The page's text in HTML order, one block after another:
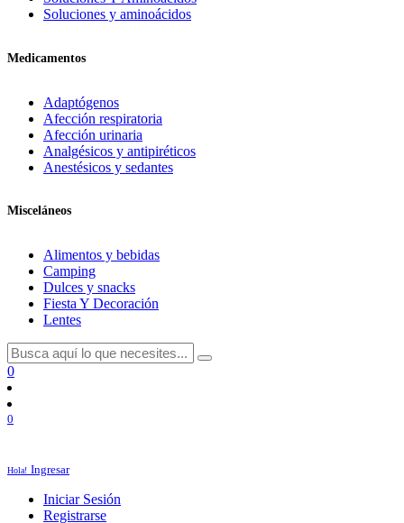
Soluciones y aminoácidos
Medicamentos
Adaptógenos
Afección respiratoria
Afección urinaria
Analgésicos y antipiréticos
Anestésicos y sedantes
Misceláneos
Alimentos y bebidas
Camping
Dulces y snacks
Fiesta Y Decoración
Lentes
0
0
Hola! Ingresar
Iniciar Sesión
Registrarse